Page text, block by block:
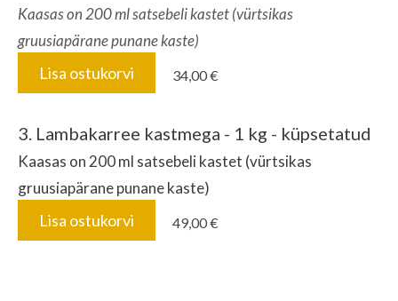
Kaasas on 200 ml satsebeli kastet (vürtsikas
gruusiapärane punane kaste)
Lisa ostukorvi 34,00 €
3. Lambakarree kastmega - 1 kg - küpsetatud
Kaasas on 200 ml satsebeli kastet (vürtsikas
gruusiapärane punane kaste)
Lisa ostukorvi 49,00 €